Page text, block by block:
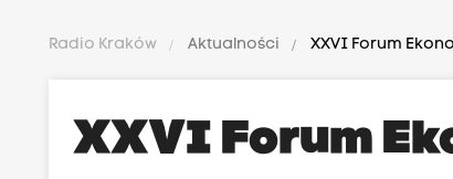
Radio Kraków Aktualności XXVI Forum
XXVI Forum